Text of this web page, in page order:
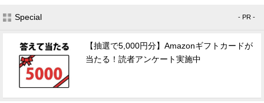
Special - PR -
【抽選で5,000円分】Amazonギフトカードが
当たる！読者アンケート実施中